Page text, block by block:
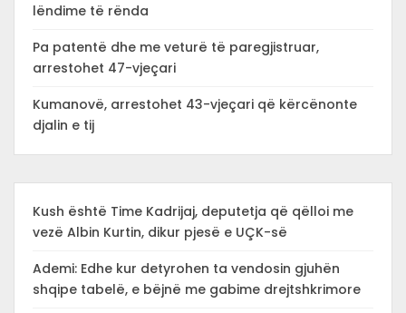
lëndime të rënda
Pa patentë dhe me veturë të paregjistruar,
arrestohet 47-vjeçari
Kumanovë, arrestohet 43-vjeçari që kërcënonte
djalin e tij
Kush është Time Kadrijaj, deputetja që qëlloi me
vezë Albin Kurtin, dikur pjesë e UÇK-së
Ademi: Edhe kur detyrohen ta vendosin gjuhën
shqipe tabelë, e bëjnë me gabime drejtshkrimore